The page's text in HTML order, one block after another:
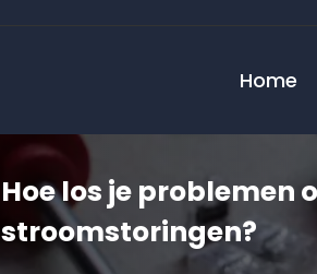
Home
Hoe los je
stroomstoringen?